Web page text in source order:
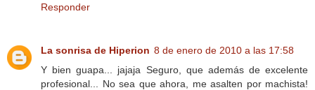
Responder
La sonrisa de Hiperion 8 de enero de 2010 a las 17:58
Y bien guapa... jajaja Seguro, que además de excelente
profesional... No sea que ahora, me asalten por machista!